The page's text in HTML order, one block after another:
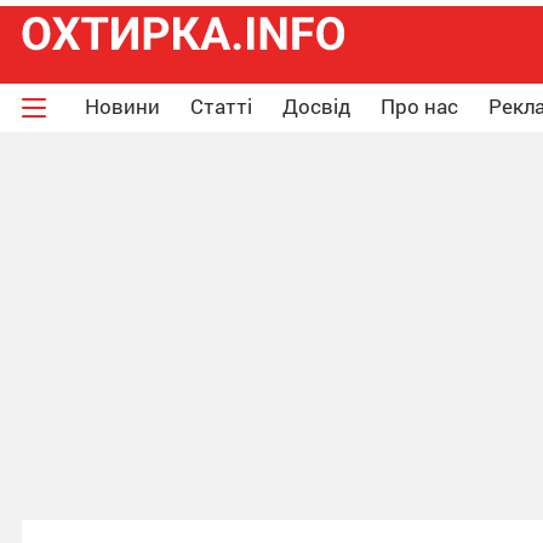
Новини Статті Досвід Про нас